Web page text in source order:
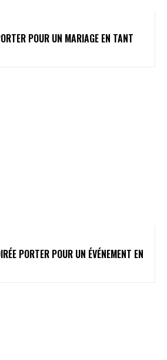
POUR UN MARIAGE​ EN TANT
PORTER POUR UN ÉVÉNEMENT EN